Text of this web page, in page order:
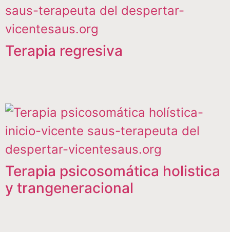
Terapia regresiva
Terapia psicosomática holistica
y trangeneracional